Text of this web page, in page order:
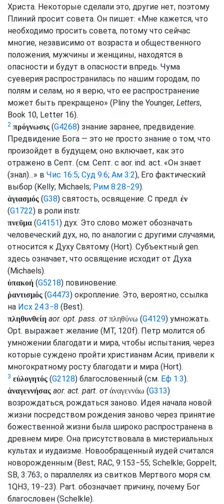
Христа. Некоторые сделали это, другие нет, поэтому
Плиний просит совета. Он пишет: «Мне кажется, что
необходимо просить совета, потому что сейчас
многие, независимо от возраста и общественного
положения, мужчины и женщины, находятся в
опасности и будут в опасности впредь. Чума
суеверия распространилась по нашим городам, по
полям и селам, но я верю, что ее распространение
может быть прекращено» (Pliny the Younger, Letters,
Book 10, Letter 16).
2 πρόγνωσις (G4268) знание заранее, предвидение.
Предвидение Бога — это не просто знание о том, что
произойдет в будущем; оно включает, как это
отражено в Септ. (см. Септ. с aor. ind. act. «Он знает
(знал)...» в Чис 16:5; Суд 9:6; Ам 3:2), Его фактический
выбор (Kelly; Michaels; Рим 8:28−29).
ἁγιασμός (G38) святость, освящение. С предл. ἐν
(G1722) в роли instr.
πνεῦμα (G4151) дух. Это слово может обозначать
человеческий дух, но, по аналогии с другими случаями,
относится к Духу Святому (Hort). Субъектный gen.
здесь означает, что освящение исходит от Духа
(Michaels).
ὑπακοή (G5218) повиновение.
ῥαντισμός (G4473) окропление. Это, вероятно, ссылка
на Исх 24:3−8 (Best).
πληθυνθείη aor. opt. pass. от πληθύνω (G4129) умножать.
Opt. выражает желание (MT, 120f). Петр молится об
умножении благодати и мира, чтобы испытания, через
которые суждено пройти христианам Асии, привели к
многократному росту благодати и мира (Hort).
3 εὐλογητός (G2128) благословенный (см. Еф 1:3).
ἀναγεννήσας aor. act. part. от ἀναγεννάω (G313)
возрождаться, рождаться заново. Идея начала новой
жизни посредством рождения заново через принятие
божественной жизни была широко распространена в
древнем мире. Она присутствовала в мистериальных
культах и иудаизме. Новообращенный иудей считался
новорожденным (Best; RAC, 9:153−55; Schelkle; Goppelt;
SB, 3:763; о параллелях из свитков Мертвого моря см.
1QH3, 19−23). Part. обозначает причину, почему Бог
благословен (Schelkle).